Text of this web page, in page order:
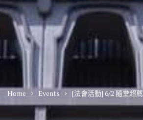
Home Events [法會活動] 6/2 隨堂超薦